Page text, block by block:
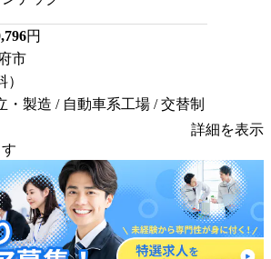
円
市
・製造 / 自動車系工場 / 交替制
詳細を表示